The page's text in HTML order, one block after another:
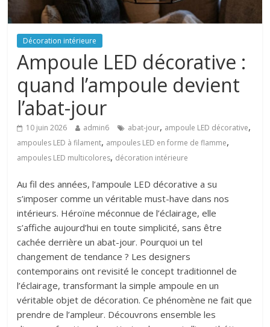
Décoration intérieure
Ampoule LED décorative :
quand l’ampoule devient
l’abat-jour
10 juin 2026 admin6 abat-jour, ampoule LED décorative,
ampoules LED à filament, ampoules LED en forme de flamme,
ampoules LED multicolores, décoration intérieure
Au fil des années, l’ampoule LED décorative a su
s’imposer comme un véritable must-have dans nos
intérieurs. Héroïne méconnue de l’éclairage, elle
s’affiche aujourd’hui en toute simplicité, sans être
cachée derrière un abat-jour. Pourquoi un tel
changement de tendance ? Les designers
contemporains ont revisité le concept traditionnel de
l’éclairage, transformant la simple ampoule en un
véritable objet de décoration. Ce phénomène ne fait que
prendre de l’ampleur. Découvrons ensemble les